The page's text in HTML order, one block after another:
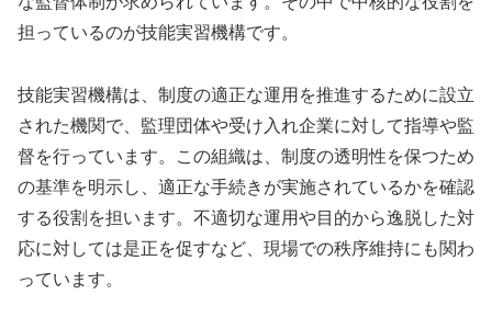
担っているのが技能実習機構です。
技能実習機構は、制度の適正な運用を推進するために設立
された機関で、監理団体や受け入れ企業に対して指導や監
督を行っています。この組織は、制度の透明性を保つため
の基準を明示し、適正な手続きが実施されているかを確認
する役割を担います。不適切な運用や目的から逸脱した対
応に対しては是正を促すなど、現場での秩序維持にも関わ
っています。